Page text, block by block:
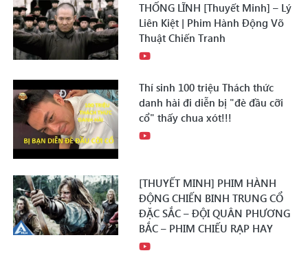
THỐNG LĨNH [Thuyết Minh] – Lý
Liên Kiệt | Phim Hành Động Võ
Thuật Chiến Tranh
Thí sinh 100 triệu Thách thức
danh hài đi diễn bị "đè đầu cỡi
cổ" thấy chua xót!!!
[THUYẾT MINH] PHIM HÀNH
ĐỘNG CHIẾN BINH TRUNG CỔ
ĐẶC SẮC – ĐỘI QUÂN PHƯƠNG
BẮC – PHIM CHIẾU RẠP HAY